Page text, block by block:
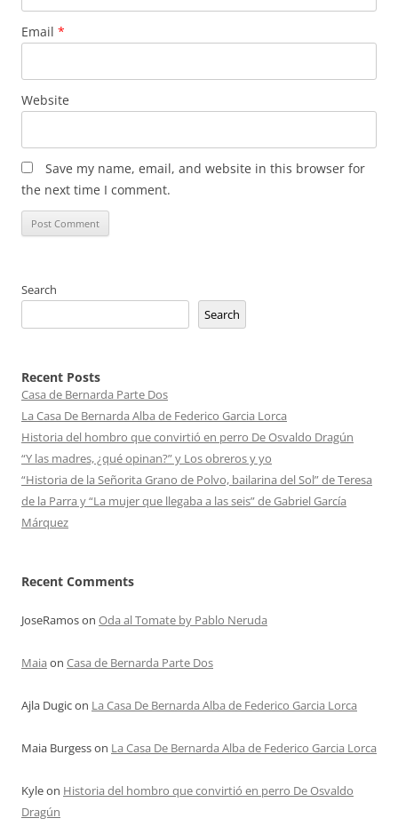
Email *
Website
Save my name, email, and website in this browser for
the next time I comment.
Search
Search
Recent Posts
Casa de Bernarda Parte Dos
La Casa De Bernarda Alba de Federico Garcia Lorca
Historia del hombro que convirtió en perro De Osvaldo Dragún
“Y las madres, ¿qué opinan?” y Los obreros y yo
“Historia de la Señorita Grano de Polvo, bailarina del Sol” de Teresa
de la Parra y “La mujer que llegaba a las seis” de Gabriel García
Márquez
Recent Comments
JoseRamoson Oda al Tomate by Pablo Neruda
Maia on Casa de Bernarda Parte Dos
Ajla Dugicon La Casa De Bernarda Alba de Federico Garcia Lorca
Maia Burgesson La Casa De Bernarda Alba de Federico Garcia Lorca
Kyleon Historia del hombro que convirtió en perro De Osvaldo
Dragún